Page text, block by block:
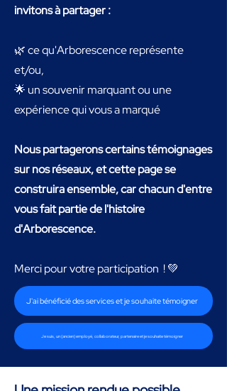
invitons à partager :
🌿 ce qu'Arborescence représente
et/ou,
🌟 un souvenir marquant ou une
expérience qui vous a marqué
Nous partagerons certains témoignages
sur nos réseaux, et cette page se
construira ensemble, car chacun d'entre
vous fait partie de l'histoire
d'Arborescence.
Merci pour votre participation ! 💚
J'ai bénéficié des services et je souhaite témoigner
Je suis, un (ancien) employé, collaborateur, partenaire et je souhaite témoigner